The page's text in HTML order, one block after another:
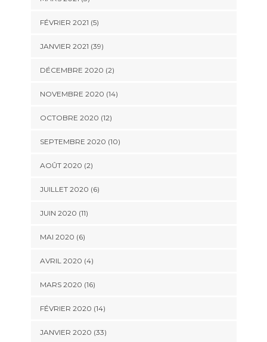
FÉVRIER 2021 (5)
JANVIER 2021 (39)
DÉCEMBRE 2020 (2)
NOVEMBRE 2020 (14)
OCTOBRE 2020 (12)
SEPTEMBRE 2020 (10)
AOÛT 2020 (2)
JUILLET 2020 (6)
JUIN 2020 (11)
MAI 2020 (6)
AVRIL 2020 (4)
MARS 2020 (16)
FÉVRIER 2020 (14)
JANVIER 2020 (33)